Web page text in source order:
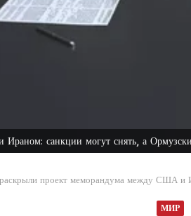
санкции могут снять, а
проект меморандума между США и
МИР